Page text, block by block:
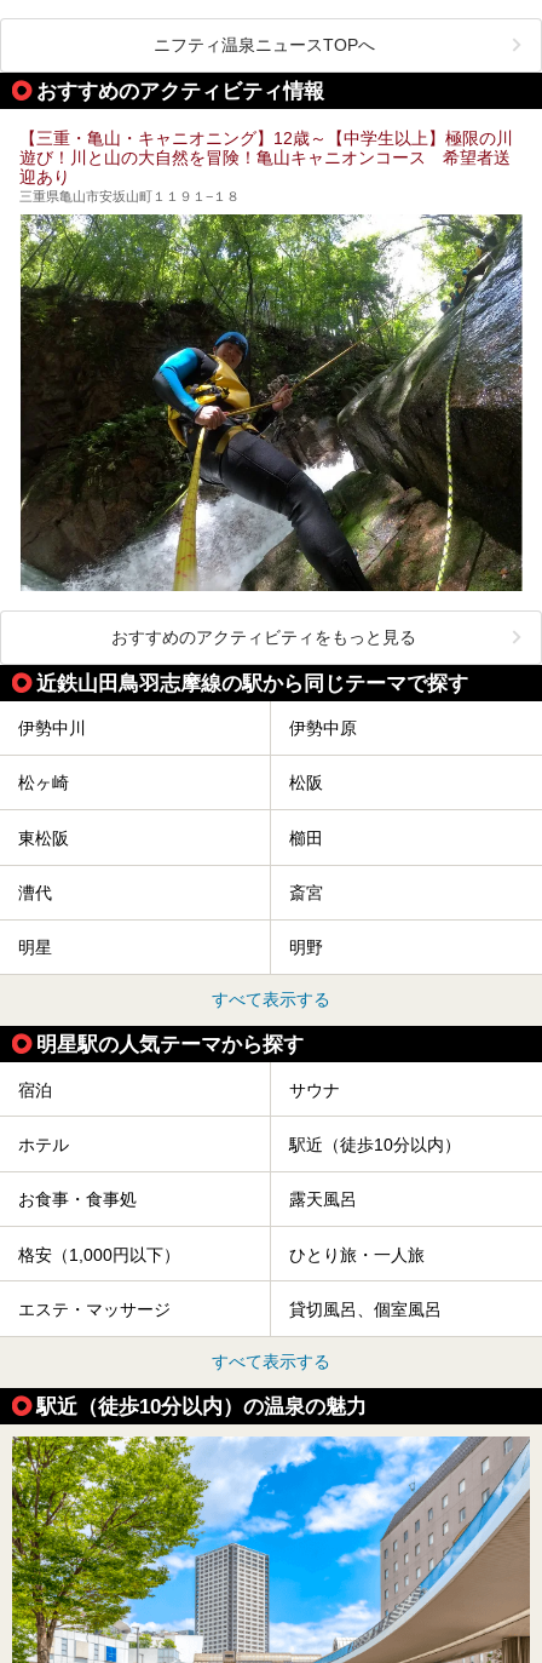
果だけではなく、代謝が高まり健康や美容にも良い影響が期
待できます。今回はそんな岩盤浴にこだわった、三重県内の
オススメ温泉・銭湯・スパ10ヶ所を紹介させていただきま
す。
ニフティ温泉ニュースTOPへ
おすすめのアクティビティ情報
【三重・亀山・キャニオニング】12歳～【中学生以上】極限の川
遊び！川と山の大自然を冒険！亀山キャニオンコース 希望者送
迎あり
三重県亀山市安坂山町１１９１−１８
おすすめのアクティビティをもっと見る
近鉄山田鳥羽志摩線の駅から同じテーマで探す
伊勢中川 伊勢中原
松ヶ崎 松阪
東松阪 櫛田
漕代 斎宮
明星 明野
すべて表示する
明星駅の人気テーマから探す
宿泊 サウナ
ホテル 駅近（徒歩10分以内）
お食事・食事処 露天風呂
格安（1,000円以下） ひとり旅・一人旅
エステ・マッサージ 貸切風呂、個室風呂
すべて表示する
駅近（徒歩10分以内）の温泉の魅力